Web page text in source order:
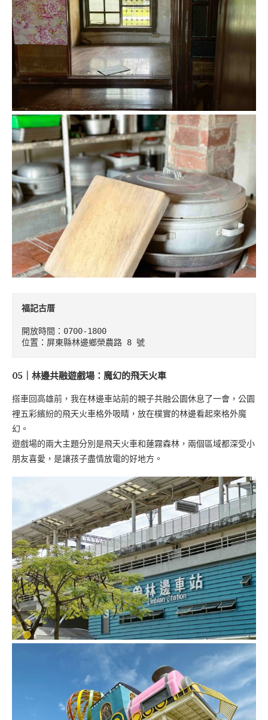
福記古厝
開放時間：0700-1800
位置：屏東縣林邊鄉榮農路 8 號
05｜林邊共融遊戲場：魔幻的飛天火車
搭車回高雄前，我在林邊車站前的親子共融公園休息了一會，公園
裡五彩繽紛的飛天火車格外吸睛，放在樸實的林邊看起來格外魔
幻。
遊戲場的兩大主題分別是飛天火車和蓮霧森林，兩個區域都深受小
朋友喜愛，是讓孩子盡情放電的好地方。